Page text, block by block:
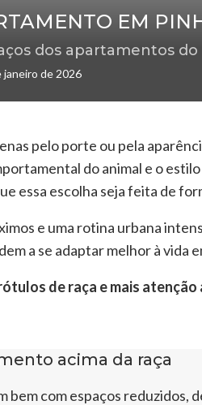
EM
dos apartamentos
janeiro de 2026
pelo porte ou pela
do animal e o
essa escolha seja feita de
e uma rotina urbana
a se adaptar melhor à vida
de raça e mais
acima da raça
com espaços reduzidos,